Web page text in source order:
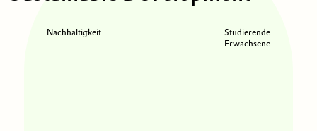
Nachhaltigkeit
Studierende
Erwachsene